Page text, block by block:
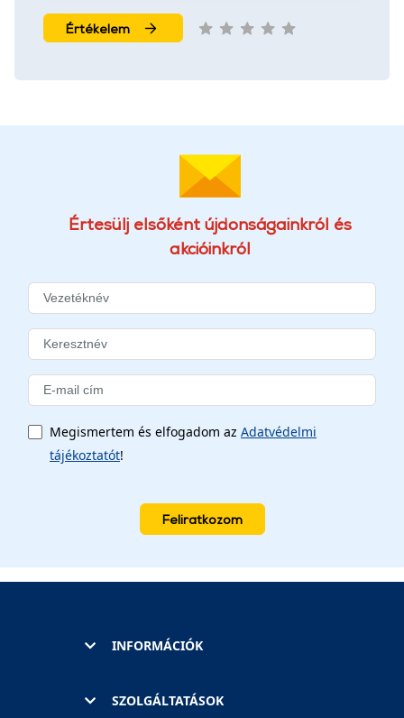
További információk:ÁSZF
Értékelem
Értesülj elsőként újdonságainkról és
akcióinkról
Megismertem és elfogadom az Adatvédelmi
tájékoztatót!
Feliratkozom
INFORMÁCIÓK
SZOLGÁLTATÁSOK